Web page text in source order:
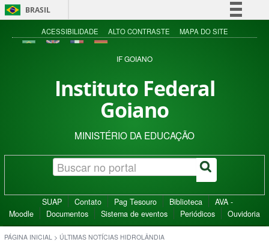
BRASIL
Simplifique!
Acesso à informação
ACESSIBILIDADE ALTO CONTRASTE MAPA DO SITE
IF GOIANO
Instituto Federal
Goiano
MINISTÉRIO DA EDUCAÇÃO
SUAP Contato Pag Tesouro Biblioteca
AVA -
Moodle
Documentos Sistema de eventos Periódicos Ouvidoria
PÁGINA INICIAL > ÚLTIMAS NOTÍCIAS HIDROLÂNDIA